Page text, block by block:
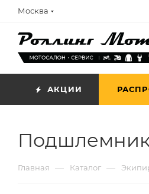
Москва
АКЦИИ
Подшлемник
Главная — Каталог —